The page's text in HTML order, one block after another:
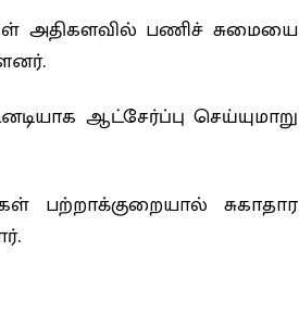
அதிகளவில் பணிச் சுமையை
ஆட்சேர்ப்பு செய்யுமாறு
பற்றாக்குறையால் சுகாதார